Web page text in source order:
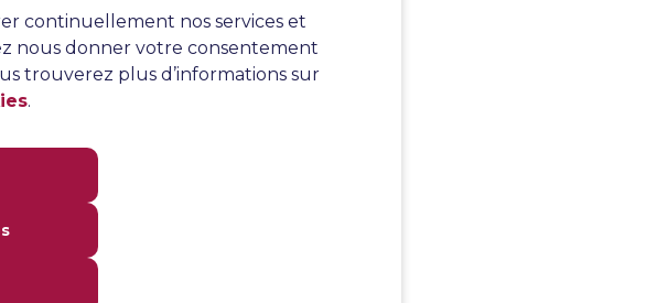
continuellement nos services et
nous donner votre consentement
trouverez plus d’informations sur
.